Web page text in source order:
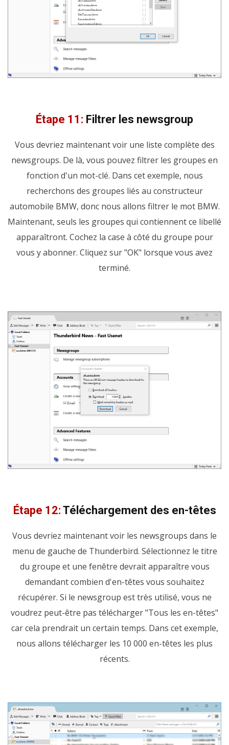
Étape 11: Filtrer les newsgroup
Vous devriez maintenant voir une liste complète des
newsgroups. De là, vous pouvez filtrer les groupes en
fonction d'un mot-clé. Dans cet exemple, nous
recherchons des groupes liés au constructeur
automobile BMW, donc nous allons filtrer le mot BMW.
Maintenant, seuls les groupes qui contiennent ce libellé
apparaîtront. Cochez la case à côté du groupe pour
vous y abonner. Cliquez sur "OK" lorsque vous avez
terminé.
Étape 12: Téléchargement des en-têtes
Vous devriez maintenant voir les newsgroups dans le
menu de gauche de Thunderbird. Sélectionnez le titre
du groupe et une fenêtre devrait apparaître vous
demandant combien d'en-têtes vous souhaitez
récupérer. Si le newsgroup est très utilisé, vous ne
voudrez peut-être pas télécharger "Tous les en-têtes"
car cela prendrait un certain temps. Dans cet exemple,
nous allons télécharger les 10 000 en-têtes les plus
récents.